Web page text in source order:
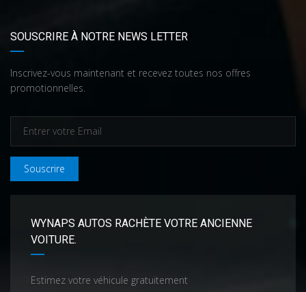
SOUSCRIRE À NOTRE NEWS LETTER
Inscrivez-vous maintenant et recevez toutes nos offres
promotionnelles.
Souscrire
WYNAPS AUTOS RACHÈTE VOTRE ANCIENNE
VOITURE.
Estimez votre véhicule gratuitement